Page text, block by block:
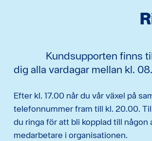
Kundsupporten finns
dig alla vardagar mellan kl.
Efter kl. 17.00 når du vår växel på
telefonnummer fram till kl. 20.00.
du ringa för att bli kopplad till någon
medarbetare i organisationen.